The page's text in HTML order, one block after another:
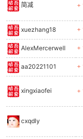
简减 +
xuezhang18 +
AlexMercerwell +
aa20221101 +
xingxiaofei +
cxqdly